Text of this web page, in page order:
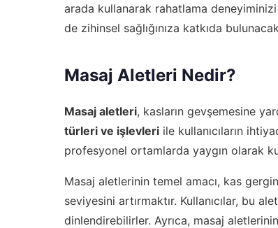
arada kullanarak rahatlama
de zihinsel sağlığınıza katkıda
Masaj Aletleri Nedir?
Masaj aletleri, kasların gevşemesine
türleri ve işlevleri ile kullanıcıların
profesyonel ortamlarda yaygın olarak
Masaj aletlerinin temel amacı, kas
seviyesini artırmaktır. Kullanıcılar, bu
dinlendirebilirler. Ayrıca, masaj